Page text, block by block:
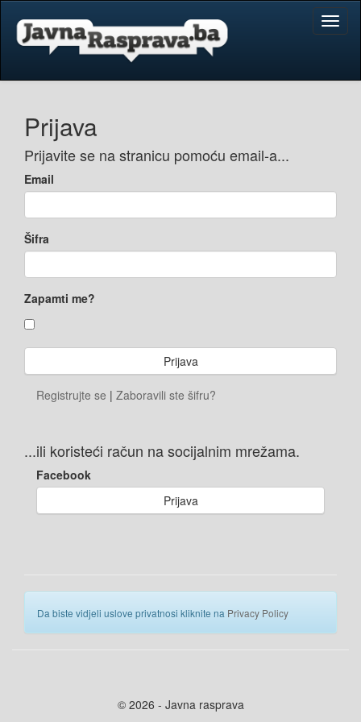
Prijava
Prijavite se na stranicu pomoću email-a...
Email
Šifra
Zapamti me?
Registrujte se | Zaboravili ste šifru?
...ili koristeći račun na socijalnim mrežama.
Facebook
Prijava
Da biste vidjeli uslove privatnosi kliknite na Privacy Policy
© 2026 - Javna rasprava